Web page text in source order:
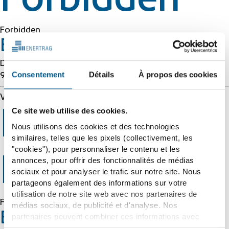
Consentement Détails À propos des cookies
Ce site web utilise des cookies.
Nous utilisons des cookies et des technologies
similaires, telles que les pixels (collectivement, les
"cookies"), pour personnaliser le contenu et les
annonces, pour offrir des fonctionnalités de médias
sociaux et pour analyser le trafic sur notre site. Nous
partageons également des informations sur votre
utilisation de notre site web avec nos partenaires de
médias sociaux, de publicité et d'analyse. Nos
partenaires peuvent combiner ces informations avec
Forbidden
Error 54113
Details: cache-cmh1290062-CMH 1786328679
966140438
Varnish cache server
Error 403
Forbidden
Forbidden
Error 54113